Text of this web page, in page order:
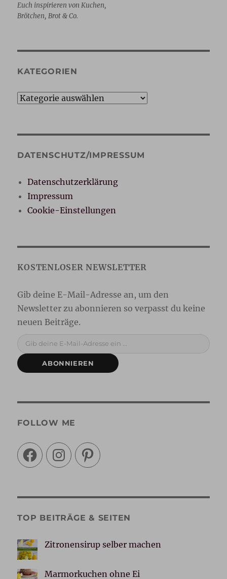
Euch inspirieren von Kuchen,
Brötchen, Brot & Co.
KATEGORIEN
Kategorien
DATENSCHUTZ/IMPRESSUM
Datenschutzerklärung
Impressum
Cookie-Einstellungen
ABONNIEREN
FOLLOW ME
FacebookInstagramPinterest
TOP BEITRÄGE & SEITEN
Zitronensirup selber machen
Marmorkuchen ohne Ei